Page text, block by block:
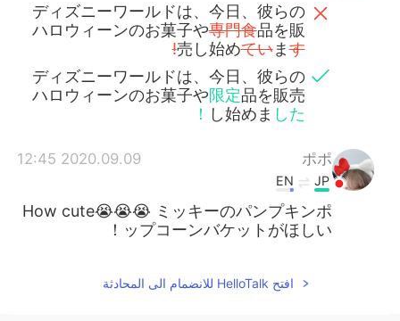
ディズニーワールドは、今日、彼らの
ハロウィーンのお菓子や専門食品を販
売し始めています!
ディズニーワールドは、今日、彼らの
ハロウィーンのお菓子や限定品を販売
し始めま した！
ポポ
2020.09.09 12:45
JP
EN
How cute😭😭😭 ミッキーのパンプキンポ
ップコーンバケットがほしい！
افتح HelloTalk للانضمام الى المحادثة